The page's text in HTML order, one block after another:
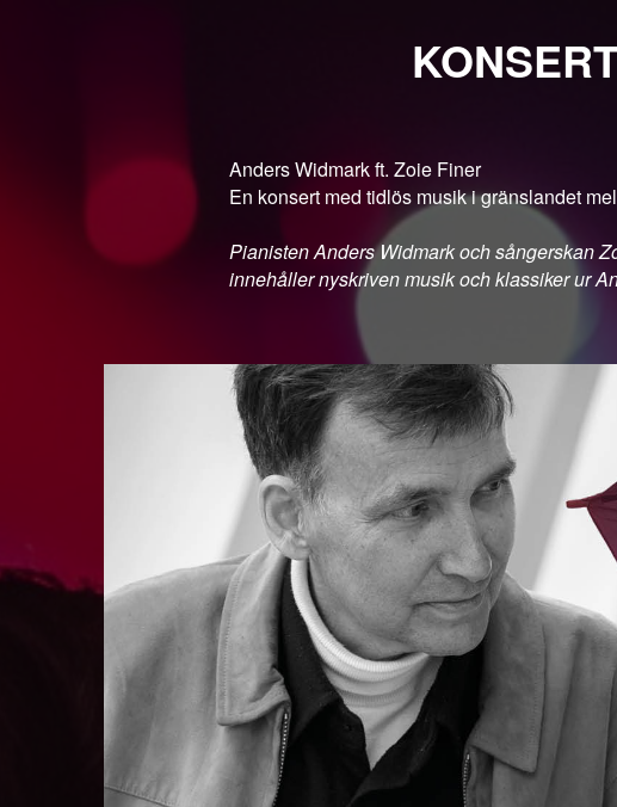
Anders Widmark ft. Zoie Finer
En konsert med tidlös musik i gränslandet
Pianisten Anders Widmark och sångerskan
innehåller nyskriven musik och klassiker ur